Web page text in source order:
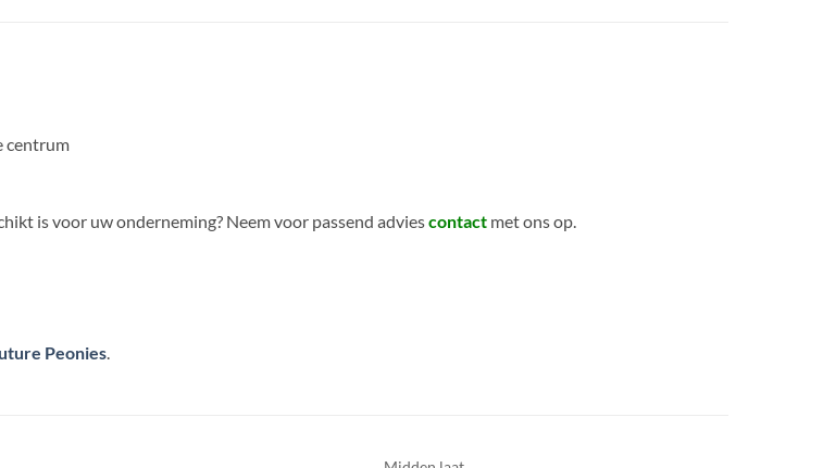
centrum
is voor uw onderneming? Neem voor passend adviescontact met ons op.
Peonies.